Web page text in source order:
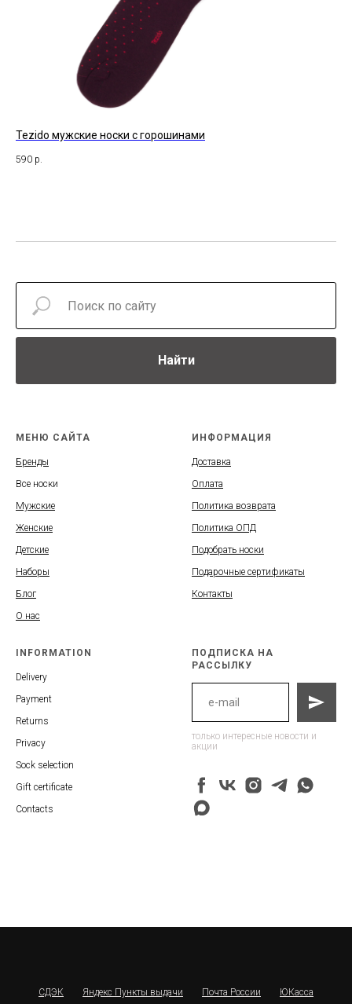
Tezido мужские носки с горошинами
590 р.
Найти
МЕНЮ САЙТА
Бренды
Все носки
Мужские
Женские
Детские
Наборы
Блог
О нас
ИНФОРМАЦИЯ
Доставка
Оплата
Политика возврата
Политика ОПД
Подобрать носки
Подарочные сертификаты
Контакты
INFORMATION
Delivery
Payment
Returns
Privacy
Sock selection
Gift certificate
Contacts
ПОДПИСКА НА
РАССЫЛКУ
только интересные новости и
акции
СДЭК Яндекс Пункты выдачи Почта России ЮКасса